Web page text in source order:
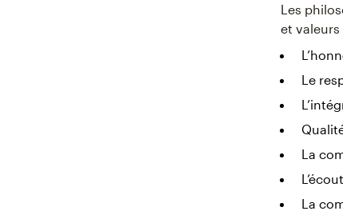
Les
et valeurs
Le
La
La